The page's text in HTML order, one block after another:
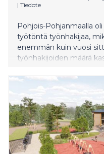
| Tiedote
Pohjois-Pohjanmaalla
työtöntä työnhakijaa,
enemmän kuin vuosi
työnhakijoiden määrä
otteessaan - selkeä
epätodennäköinen vielä
Työnantajilla ei ole
mahdollisuutta
työpaikkatarjontana